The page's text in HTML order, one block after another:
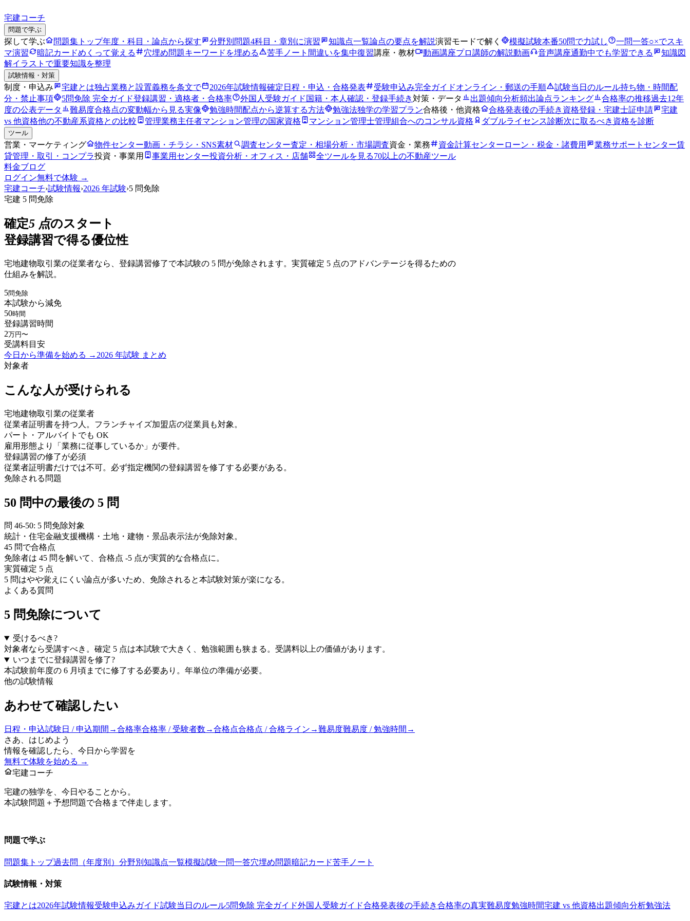
宅建コーチ
問題で学ぶ
探して学ぶ 問題集トップ年度・科目・論点から探す 分野別問題4科目・章別に演習 知識点一覧論点の要点を解説演習モードで解く 模擬試験本番50問で力試し 一問一答○×でスキ
マ演習
暗記カードめくって覚える 穴埋め問題キーワードを埋める 苦手ノート 間違いを集中復習講座・教材 動画講座プロ講師の解説動画 音声講座通勤中でも学習できる
知識図
解イラストで重要知識を整理
試験情報・対策
制度・申込み 宅建とは独占業務と設置義務を条文で 2026年試験情報確定日程・申込・合格発表 受験申込み完全ガイドオンライン・郵送の手順 試験当日のルール持ち物・時間配
分・禁止事項
5問免除 完全ガイド登録講習・適格者・合格率 外国人受験ガイド 国籍・本人確認・登録手続き対策・データ 出題傾向分析頻出論点ランキング 合格率の推移過去12年
度の公表データ
難易度合格点の変動幅から見る実像 勉強時間配点から逆算する方法 勉強法独学の学習プラン合格後・他資格 合格発表後の手続き 資格登録・宅建士証申請
宅建
vs 他資格他の不動産系資格との比較 管理業務主任者マンション管理の国家資格 マンション管理士管理組合へのコンサル資格 ダブルライセンス診断次に取るべき資格を診断
ツール
営業・マーケティング 物件センター動画・チラシ・SNS素材 調査センター査定・相場分析・市場調査資金・業務 資金計算センター ローン・税金・諸費用 業務サポートセンター賃
貸管理・取引・コンプラ投資・事業用 事業用センター投資分析・オフィス・店舗 全ツールを見る70以上の不動産ツール
料金ブログ
ログイン無料で体験 →
宅建コーチ›試験情報›2026 年試験›5 問免除
宅建 5 問免除
確定5 点のスタート
登録講習で得る優位性
宅地建物取引業の従業者なら、登録講習修了で本試験の 5 問が免除されます。実質確定 5 点のアドバンテージを得るための
仕組みを解説。
5問免除
本試験から減免
50時間
登録講習時間
2万円〜
受講料目安
今日から準備を始める → 2026 年試験 まとめ
対象者
こんな人が受けられる
宅地建物取引業の従業者
従業者証明書を持つ人。フランチャイズ加盟店の従業員も対象。
パート・アルバイトでも OK
雇用形態より「業務に従事しているか」が要件。
登録講習の修了が必須
従業者証明書だけでは不可。必ず指定機関の登録講習を修了する必要がある。
免除される問題
50 問中の最後の 5 問
問 46-50: 5 問免除対象
統計・住宅金融支援機構・土地・建物・景品表示法が免除対象。
45 問で合格点
免除者は 45 問を解いて、合格点 -5 点が実質的な合格点に。
実質確定 5 点
5 問はやや覚えにくい論点が多いため、免除されると本試験対策が楽になる。
よくある質問
5 問免除について
受けるべき?
対象者なら受講すべき。確定 5 点は本試験で大きく、勉強範囲も狭まる。受講料以上の価値があります。
いつまでに登録講習を修了?
本試験前年度の 6 月頃までに修了する必要あり。年単位の準備が必要。
他の試験情報
あわせて確認したい
日程・申込試験日 / 申込期間 →合格率合格率 / 受験者数 →合格点合格点 / 合格ライン →難易度難易度 / 勉強時間 →
さあ、はじめよう
情報を確認したら、今日から学習を
無料で体験を始める →
宅建コーチ
宅建の独学を、今日やることから。
本試験問題＋予想問題で合格まで伴走します。
問題で学ぶ
問題集トップ過去問（年度別） 分野別 知識点一覧模擬試験一問一答穴埋め問題暗記カード苦手ノート
試験情報・対策
宅建とは2026年試験情報受験申込みガイド試験当日のルール5問免除 完全ガイド外国人受験ガイド合格発表後の手続き合格率の真実難易度勉強時間宅建 vs 他資格出題傾向分析勉強法